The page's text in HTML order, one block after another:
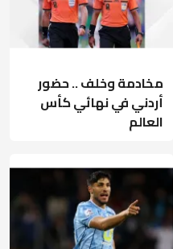
مخادمة وخلف .. حضور
أردني في نهائي كأس
العالم